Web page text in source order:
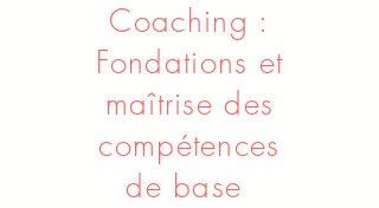
Coaching :
Fondations et
maîtrise des
compétences
de base